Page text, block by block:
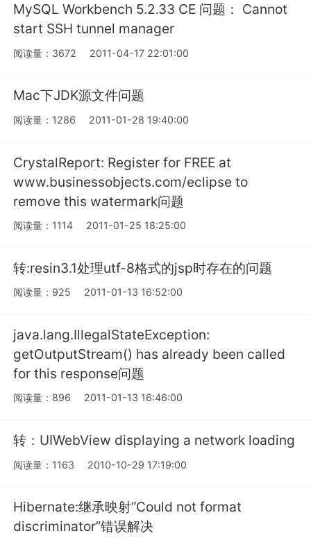
MySQL Workbench 5.2.33 CE 问题： Cannot
start SSH tunnel manager
阅读量：3672 2011-04-17 22:01:00
Mac下JDK源文件问题
阅读量：1286 2011-01-28 19:40:00
CrystalReport: Register for FREE at
www.businessobjects.com/eclipse to
remove this watermark问题
阅读量：1114 2011-01-25 18:25:00
转:resin3.1处理utf-8格式的jsp时存在的问题
阅读量：925 2011-01-13 16:52:00
java.lang.IllegalStateException:
getOutputStream() has already been called
for this response问题
阅读量：896 2011-01-13 16:46:00
转：UIWebView displaying a network loading
阅读量：1163 2010-10-29 17:19:00
Hibernate:继承映射“Could not format
discriminator”错误解决